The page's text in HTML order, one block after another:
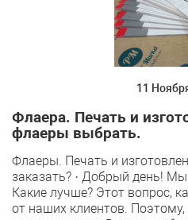
11
Флаера. Печать и
флаеры выбрать.
Флаеры. Печать и
заказать? · Добрый день!
Какие лучше? Этот вопрос,
от наших клиентов.